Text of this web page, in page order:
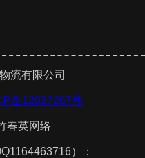
流有限公司
备12027267号
春英网络
）：